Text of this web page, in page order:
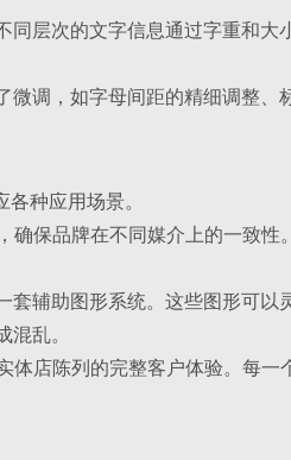
层次的文字信息通过字重和大
调，如字母间距的精细调整、
种应用场景。
保品牌在不同媒介上的一致性
辅助图形系统。这些图形可以
乱。
店陈列的完整客户体验。每一